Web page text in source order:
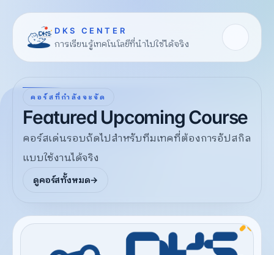
DKS CENTER
การเรียนรู้เทคโนโลยีที่นำไปใช้ได้จริง
คอร์สที่กำลังจะจัด
Featured Upcoming Course
คอร์สเด่นรอบถัดไปสำหรับทีมเทคที่ต้องการอัปสกิล
แบบใช้งานได้จริง
ดูคอร์สทั้งหมด→